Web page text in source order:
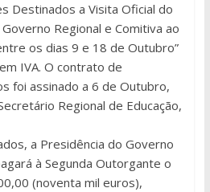
Destinados a Visita Oficial do
Regional e Comitiva ao
os dias 9 e 18 de Outubro”
IVA. O contrato de
foi assinado a 6 de Outubro,
Regional de Educação,
a Presidência do Governo
à Segunda Outorgante o
(noventa mil euros),